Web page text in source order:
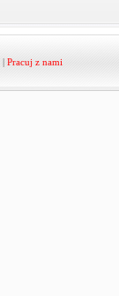
| Pracuj z nami